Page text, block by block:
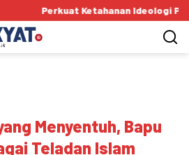
Ketahanan Ideologi Pelajar,
Menyentuh, Bapu
Teladan Islam